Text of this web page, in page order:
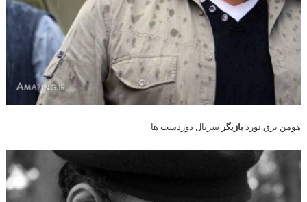
هومن برق نورد بازیگر سریال دوردست ها